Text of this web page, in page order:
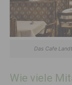
Das Cafe
Wie viele